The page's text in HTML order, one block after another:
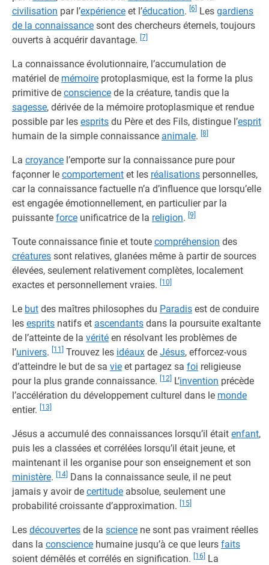
civilisation par l’expérience et l’éducation. [6] Les gardiens
de la connaissance sont des chercheurs éternels, toujours
ouverts à acquérir davantage. [7]
La connaissance évolutionnaire, l’accumulation de
matériel de mémoire protoplasmique, est la forme la plus
primitive de conscience de la créature, tandis que la
sagesse, dérivée de la mémoire protoplasmique et rendue
possible par les esprits du Père et des Fils, distingue l’esprit
humain de la simple connaissance animale. [8]
La croyance l’emporte sur la connaissance pure pour
façonner le comportement et les réalisations personnelles,
car la connaissance factuelle n’a d’influence que lorsqu’elle
est engagée émotionnellement, en particulier par la
puissante force unificatrice de la religion. [9]
Toute connaissance finie et toute compréhension des
créatures sont relatives, glanées même à partir de sources
élevées, seulement relativement complètes, localement
exactes et personnellement vraies.
[10]
Le but des maîtres philosophes du Paradis est de conduire
les esprits natifs et ascendants dans la poursuite exaltante
de l’atteinte de la vérité en résolvant les problèmes de
l’univers. [11] Trouvez les idéaux de Jésus, efforcez-vous
d’atteindre le but de sa vie et partagez sa foi religieuse
pour la plus grande connaissance.
[12] L’invention précède
l’accélération du développement culturel dans le monde
entier.
[13]
Jésus a accumulé des connaissances lorsqu’il était enfant,
puis les a classées et corrélées lorsqu’il était jeune, et
maintenant il les organise pour son enseignement et son
ministère. [14] Dans la connaissance seule, il ne peut
jamais y avoir de certitude absolue, seulement une
probabilité croissante d’approximation.
[15]
Les découvertes de la science ne sont pas vraiment réelles
dans la conscience humaine jusqu’à ce que leurs faits
soient démêlés et corrélés en signification.
[16] La